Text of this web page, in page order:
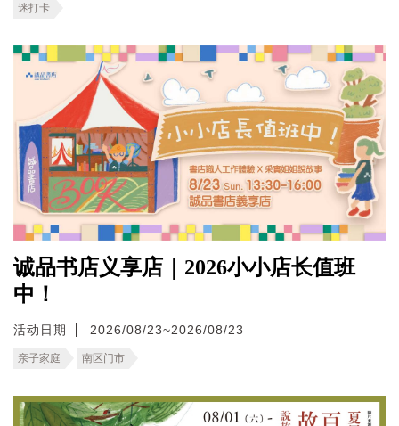
迷打卡
诚品书店义享店｜2026小小店长值班
中！
活动日期 2026/08/23~2026/08/23
亲子家庭 南区门市